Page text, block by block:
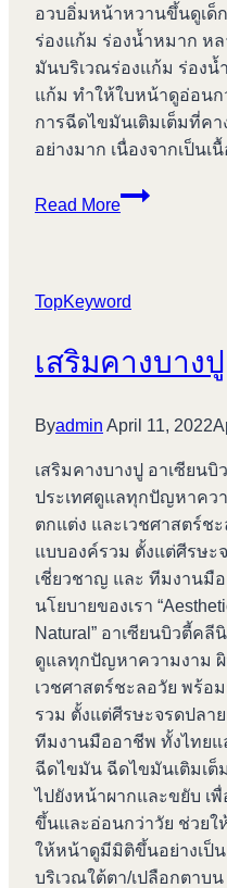
อวบอิ่มหน้าหวานขึ้นดูเด็
ร่องแก้ม ร่องน้ำหมาก ห
มันบริเวณร่องแก้ม ร่องน้
แก้ม ทำให้ใบหน้าดูอ่อนก
การฉีดไขมันเติมเต็มที่ค
อย่างมาก เนื่องจากเป็นเ
Read More
เสริม
TopKeyword
เสริมคางบางปู
Byadmin April 11, 2022
เสริมคางบางปู อาเซียน
ประเทศดูแลทุกปัญหาคว
ตกแต่ง และเวชศาสตร์ช
แบบองค์รวม ตั้งแต่ศีรษะ
เชี่ยวชาญ และ ทีมงานมื
นโยบายของเรา
Natural” อาเซียนบิวตี้ค
ดูแลทุกปัญหาความงาม
เวชศาสตร์ชะลอวัย พร้อ
รวม ตั้งแต่ศีรษะจรดปลา
ทีมงานมืออาชีพ ทั้งไทย
ฉีดไขมัน ฉีดไขมันเติมเ
ไปยังหน้าผากและขยับ เ
ขึ้นและอ่อนกว่าวัย ช่วย
ให้หน้าดูมีมิติขึ้นอย่างเป็
บริเวณใต้ตา/เปลือกตาบ